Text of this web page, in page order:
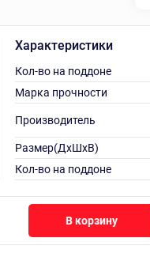
Характеристики
Кол-во на поддоне
Марка прочности
Производитель
Размер(ДхШхВ)
Кол-во на поддоне
В корзину